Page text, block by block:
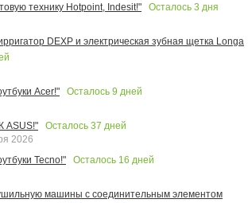
технику Hotpoint, Indesit!"
Осталось 3 дня
DEXP и электрическая зубная щетка Longa
Acer!"
Осталось 9 дней
ASUS!"
Осталось 37 дней
2026
Tecno!"
Осталось 16 дней
машины с соединительным элементом